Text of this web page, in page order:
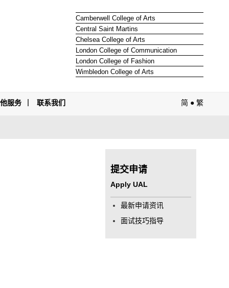
Camberwell College of Arts
Central Saint Martins
Chelsea College of Arts
London College of Communication
London College of Fashion
Wimbledon College of Arts
服务 联系我们 简 ● 繁
提交申请
Apply UAL
最新申请资讯
面试技巧指导